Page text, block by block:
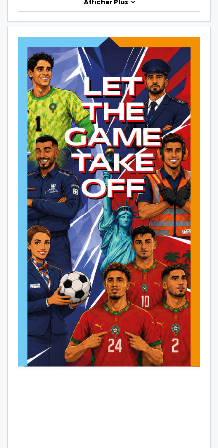
Afficher Plus